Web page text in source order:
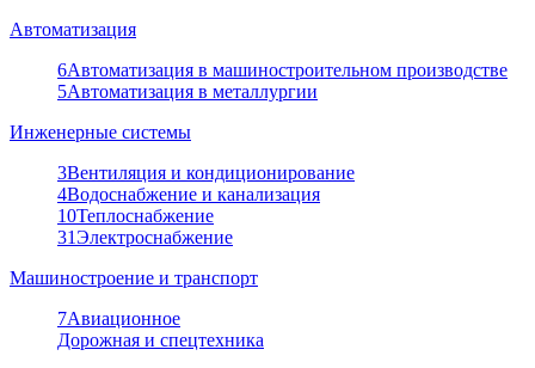
Автоматизация
6Автоматизация в машиностроительном производстве
5Автоматизация в металлургии
Инженерные системы
3Вентиляция и кондиционирование
4Водоснабжение и канализация
10Теплоснабжение
31Электроснабжение
Машиностроение и транспорт
7Авиационное
Дорожная и спецтехника